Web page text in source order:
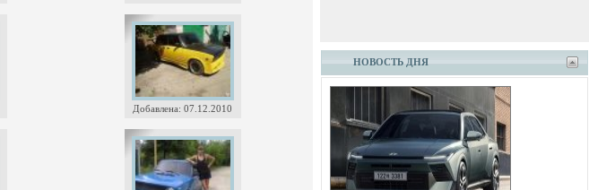
Добавлена: 07.12.2010
НОВОСТЬ ДНЯ